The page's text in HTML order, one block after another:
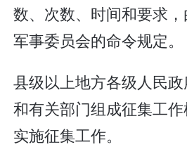
数、次数、时间和要求
军事委员会的命令规定。
县级以上地方各级人民
和有关部门组成征集工
实施征集工作。